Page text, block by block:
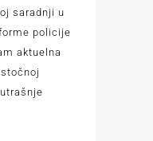
saradnji u
policije
aktuelna